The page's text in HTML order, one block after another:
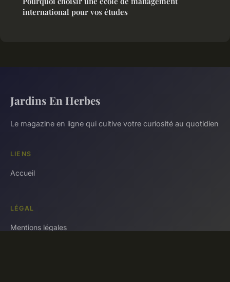
international pour vos études
Jardins En Herbes
Le magazine en ligne qui cultive votre curiosité au quotidien
LIENS
Accueil
LÉGAL
Mentions légales